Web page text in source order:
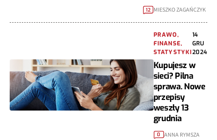
12 MIESZKO ZAGAŃCZYK
PRAWO,
FINANSE,
STATYSTYKI
14
GRU
2024
Kupujesz w
sieci? Pilna
sprawa. Nowe
przepisy
weszły 13
grudnia
0 ANNA RYMSZA